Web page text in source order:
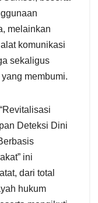
melainkan
komunikasi
sekaligus
membumi.
Deteksi Dini
ini
dari total
hukum